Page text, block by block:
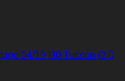
04/10 I30 Tucson (2.0